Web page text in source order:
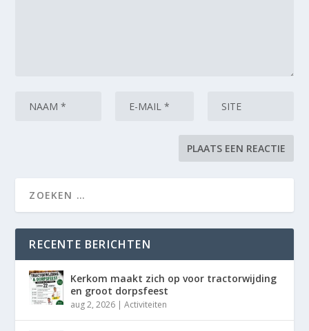
RECENTE BERICHTEN
Kerkom maakt zich op voor tractorwijding
en groot dorpsfeest
aug 2, 2026 |Activiteiten